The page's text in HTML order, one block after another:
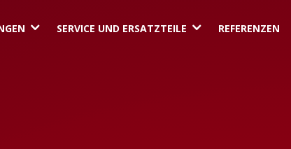
3 SERVICE UND ERSATZTEILE 3 REFERENZEN